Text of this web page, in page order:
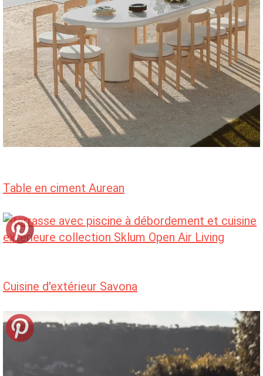
Table en ciment Aurean
Cuisine d'extérieur Savona